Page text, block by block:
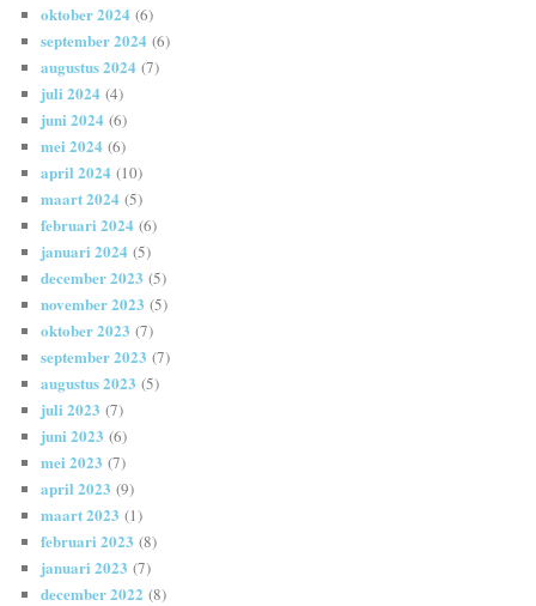
oktober 2024 (6)
september 2024 (6)
augustus 2024 (7)
juli 2024 (4)
juni 2024 (6)
mei 2024 (6)
april 2024 (10)
maart 2024 (5)
februari 2024 (6)
januari 2024 (5)
december 2023 (5)
november 2023 (5)
oktober 2023 (7)
september 2023 (7)
augustus 2023 (5)
juli 2023 (7)
juni 2023 (6)
mei 2023 (7)
april 2023 (9)
maart 2023 (1)
februari 2023 (8)
januari 2023 (7)
december 2022 (8)